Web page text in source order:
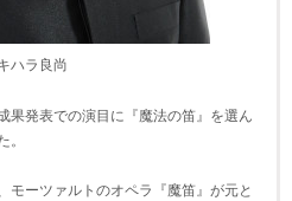
ハラ良尚
果発表での演目に『魔法の笛』を選ん
モーツァルトのオペラ『魔笛』が元と